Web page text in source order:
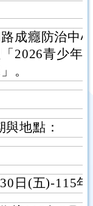
成癮防治中
2026青少年
。
地點：
日(五)-115